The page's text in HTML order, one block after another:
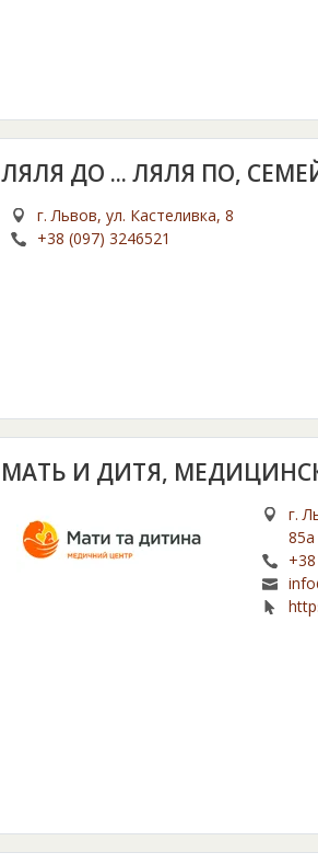
ЛЯЛЯ ДО ... ЛЯЛЯ ПО,
г. Львов, ул. Кастеливка, 8
+38 (097) 3246521
МАТЬ И ДИТЯ,
г.
85а